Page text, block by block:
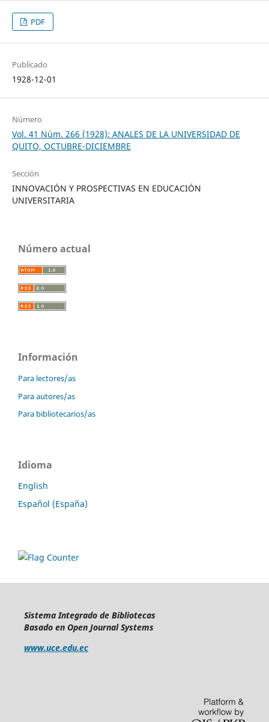
PDF
Publicado
1928-12-01
Número
Vol. 41 Núm. 266 (1928): ANALES DE LA UNIVERSIDAD DE
QUITO, OCTUBRE-DICIEMBRE
Sección
INNOVACIÓN Y PROSPECTIVAS EN EDUCACIÓN
UNIVERSITARIA
Número actual
Información
Para lectores/as
Para autores/as
Para bibliotecarios/as
Idioma
English
Español (España)
Sistema Integrado de Bibliotecas
Basado en Open Journal Systems
www.uce.edu.ec